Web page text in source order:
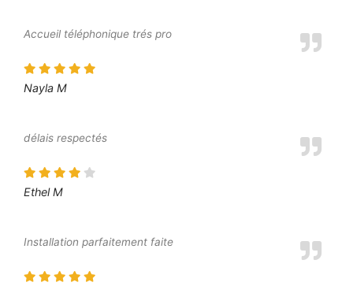
Accueil téléphonique trés pro
Nayla M
délais respectés
Ethel M
Installation parfaitement faite